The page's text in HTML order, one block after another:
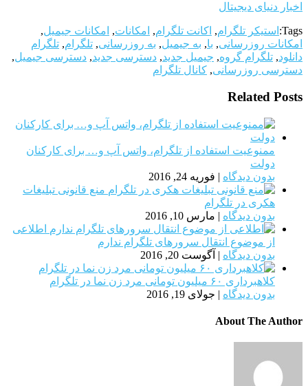
اخبار دنیای دیجیتال
Tags: استیکر تلگرام, اکانت تلگرام, امکانات, امکانات جیمیل,
امکانات روزرسانی, با, به جیمیل, به روزرسانی, تلگرام, تلگرام
دانلود, تلگرام گروه, جیمیل جدید, دسترسی جدید, دسترسی جیمیل,
دسترسی روزرسانی, کانال تلگرام
Related Posts
ممنوعیت استفاده از تلگرام، واتس آپ و… برای کارکنان
دولت
بدون دیدگاه | فوریه 24, 2016
منع قانونی تبلیغات
هکری در تلگرام
بدون دیدگاه | مارس 10, 2016
اطلاعی
از موضوع انتقال سرورهای تلگرام ندارم
بدون دیدگاه | آگوست 20, 2016
کلاهبرداری ۶۰ میلیون تومانی مرد زن نما در تلگرام
بدون دیدگاه | جولای 19, 2016
About The Author